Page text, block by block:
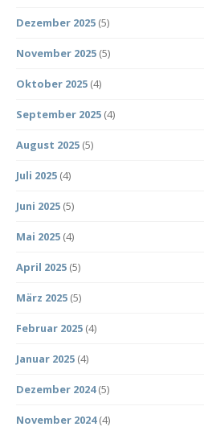
Dezember 2025 (5)
November 2025 (5)
Oktober 2025 (4)
September 2025 (4)
August 2025 (5)
Juli 2025 (4)
Juni 2025 (5)
Mai 2025 (4)
April 2025 (5)
März 2025 (5)
Februar 2025 (4)
Januar 2025 (4)
Dezember 2024(5)
November 2024(4)